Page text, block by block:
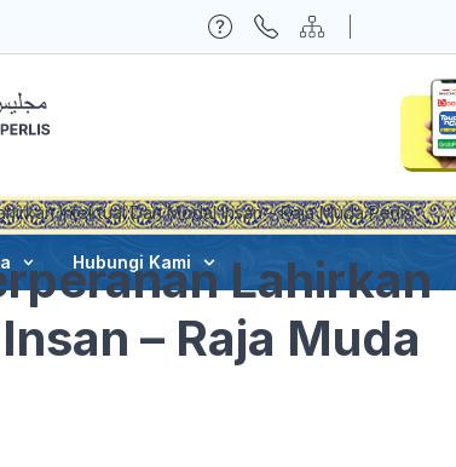
Hubungi Kami
Intektual Dan Modal Insan – Raja Muda Perlis
Lahirkan
– Raja Muda